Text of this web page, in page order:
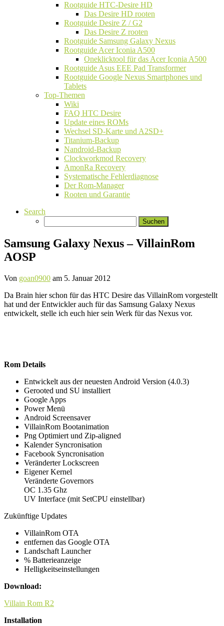
Rootguide HTC-Desire HD
Das Desire HD rooten
Rootguide Desire Z / G2
Das Desire Z rooten
Rootguide Samsung Galaxy Nexus
Rootguide Acer Iconia A500
Oneklicktool für das Acer Iconia A500
Rootguide Asus EEE Pad Transformer
Rootguide Google Nexus Smartphones und
Tablets
Top-Themen
Wiki
FAQ HTC Desire
Update eines ROMs
Wechsel SD-Karte und A2SD+
Titanium-Backup
Nandroid-Backup
Clockworkmod Recovery
AmonRa Recovery
Systematische Fehlerdiagnose
Der Rom-Manager
Rooten und Garantie
Search
nach:
Samsung Galaxy Nexus – VillainRom
AOSP
Von goan0900 am 5. Januar 2012
Da Brain hier schon für das HTC Desire das VillainRom vorgestellt
hat und der Entwickler auch für das Samsung Galaxy Nexus
entwickelt, stelle ich euch hier sein Werk für das Nexus vor.
Rom Details
Entwickelt aus der neuesten Android Version (4.0.3)
Gerooted und SU installiert
Google Apps
Power Menü
Android Screensaver
VillainRom Bootanimation
Png Optimiert und Zip-aligned
Kalender Syncronisation
Facebook Syncronisation
Veränderter Lockscreen
Eigener Kernel
Veränderte Governors
OC 1.35 Ghz
UV Interface (mit SetCPU einstellbar)
Zukünftige Updates
VillainRom OTA
entfernen das Google OTA
Landschaft Launcher
% Batterieanzeige
Helligkeitseinstellungen
Download:
Villain Rom R2
Installation